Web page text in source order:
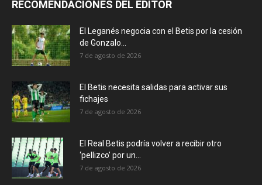
RECOMENDACIONES DEL EDITOR
El Leganés negocia con el Betis por la cesión
de Gonzalo...
7 de agosto de 2026
El Betis necesita salidas para activar sus
fichajes
7 de agosto de 2026
El Real Betis podría volver a recibir otro
‘pellizco’ por un...
7 de agosto de 2026